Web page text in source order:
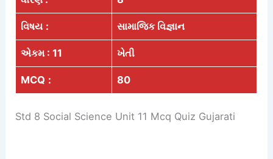
વિષય : સામાજિક વિજ્ઞાન
એકમ : 11 ખેતી
MCQ : 80
Std 8 Social Science Unit 11 Mcq Quiz Gujarati